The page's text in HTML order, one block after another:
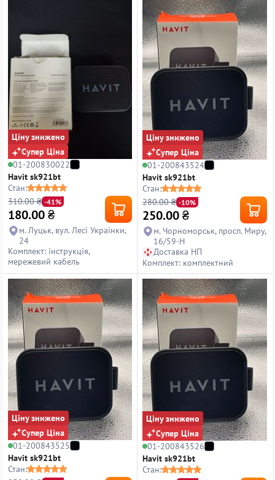
Ціну знижено
Супер Ціна
01-200830022
Havit sk921bt
Стан:
310.00 ₴ -41%
180.00₴
м. Луцьк, вул. Лесі Українки,
24
Комплект: інструкція,
мережевий кабель
Ціну знижено
Супер Ціна
01-200843524
Havit sk921bt
Стан:
280.00 ₴ -10%
250.00₴
м. Чорноморськ, просп. Миру,
16/59-Н
Доставка НП
Комплект: комплектний
Ціну знижено
Супер Ціна
01-200843525
Havit sk921bt
Стан:
Ціну знижено
Супер Ціна
01-200843526
Havit sk921bt
Стан: